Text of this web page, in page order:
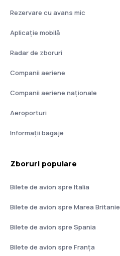
Rezervare cu avans mic
Aplicație mobilă
Radar de zboruri
Companii aeriene
Companii aeriene naţionale
Aeroporturi
Informații bagaje
Zboruri populare
Bilete de avion spre Italia
Bilete de avion spre Marea Britanie
Bilete de avion spre Spania
Bilete de avion spre Franţa